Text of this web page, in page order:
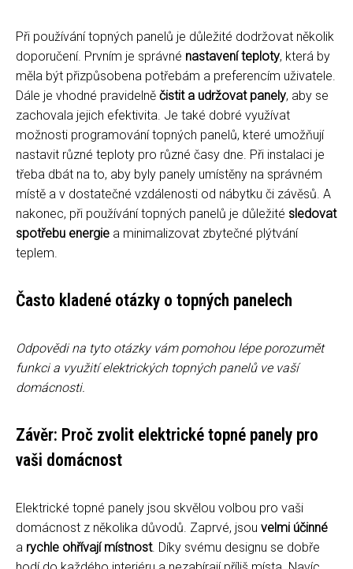
Při používání topných panelů je důležité dodržovat několik
doporučení. Prvním je správné nastavení teploty, která by
měla být přizpůsobena potřebám a preferencím uživatele.
Dále je vhodné pravidelně čistit a udržovat panely, aby se
zachovala jejich efektivita. Je také dobré využívat
možnosti programování topných panelů, které umožňují
nastavit různé teploty pro různé časy dne. Při instalaci je
třeba dbát na to, aby byly panely umístěny na správném
místě a v dostatečné vzdálenosti od nábytku či závěsů. A
nakonec, při používání topných panelů je důležité sledovat
spotřebu energie a minimalizovat zbytečné plýtvání
teplem.
Často kladené otázky o topných panelech
Odpovědi na tyto otázky vám pomohou lépe porozumět
funkci a využití elektrických topných panelů ve vaší
domácnosti.
Závěr: Proč zvolit elektrické topné panely pro
vaši domácnost
Elektrické topné panely jsou skvělou volbou pro vaši
domácnost z několika důvodů. Zaprvé, jsou velmi účinné
a rychle ohřívají místnost. Díky svému designu se dobře